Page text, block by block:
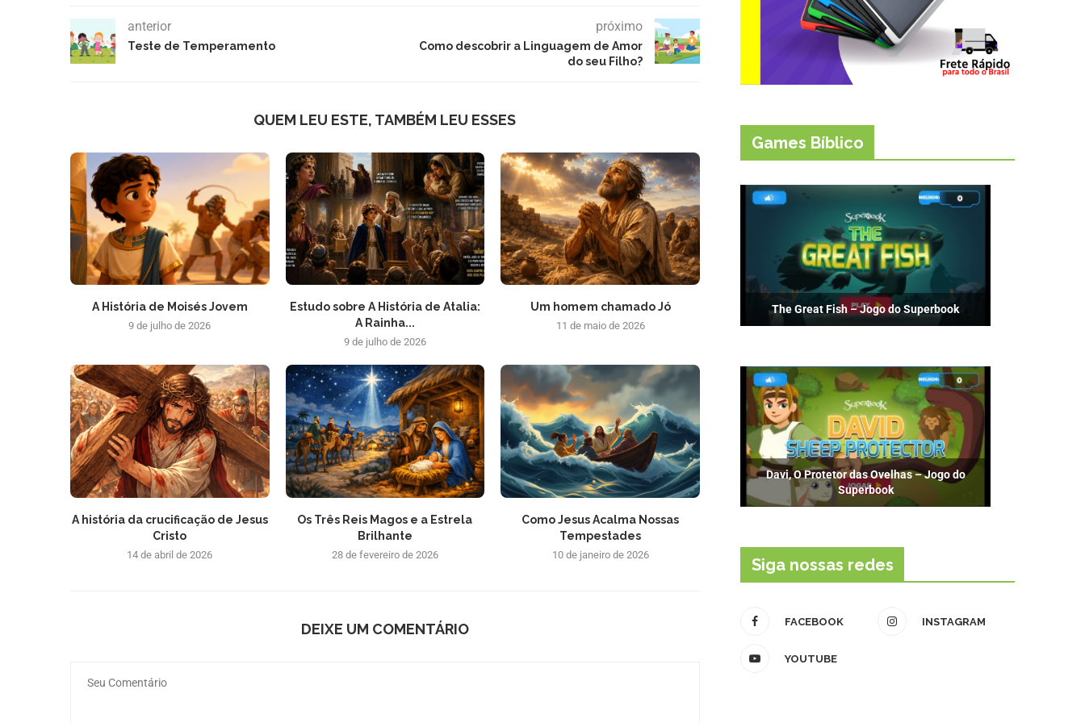
anterior
Teste de Temperamento
próximo
Como descobrir a Linguagem de Amor
do seu Filho?
QUEM LEU ESTE, TAMBÉM LEU ESSES
A História de Moisés Jovem
9 de julho de 2026
Estudo sobre A História de Atalia:
A Rainha...
9 de julho de 2026
Um homem chamado Jó
11 de maio de 2026
A história da crucificação de Jesus
Cristo
14 de abril de 2026
Os Três Reis Magos e a Estrela
Brilhante
28 de fevereiro de 2026
Como Jesus Acalma Nossas
Tempestades
10 de janeiro de 2026
DEIXE UM COMENTÁRIO
Games Bíblico
The Great Fish – Jogo do Superbook
Davi, O Protetor das Ovelhas – Jogo do
Superbook
Siga nossas redes
FACEBOOK INSTAGRAM
YOUTUBE